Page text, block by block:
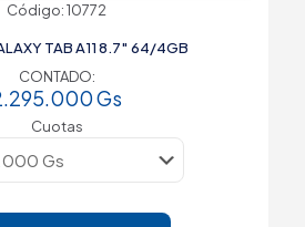
Código: 10772
TAB A11 8.7″ 64/4GB
CONTADO:
Gs
Cuotas